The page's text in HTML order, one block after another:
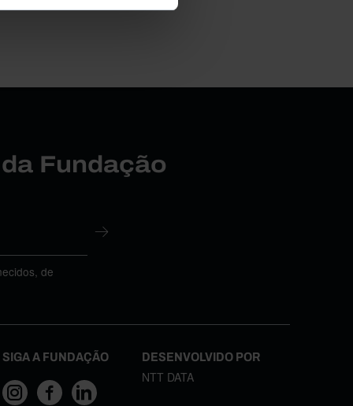
Fundação
de
SIGA A FUNDAÇÃO DESENVOLVIDO POR
NTT DATA